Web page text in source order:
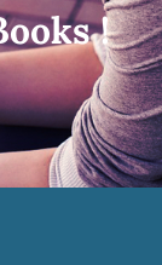
!